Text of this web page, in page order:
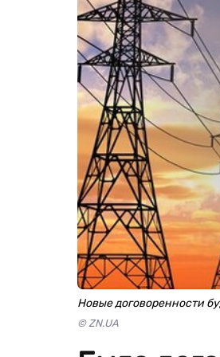
Новые договоренности
© ZN.UA